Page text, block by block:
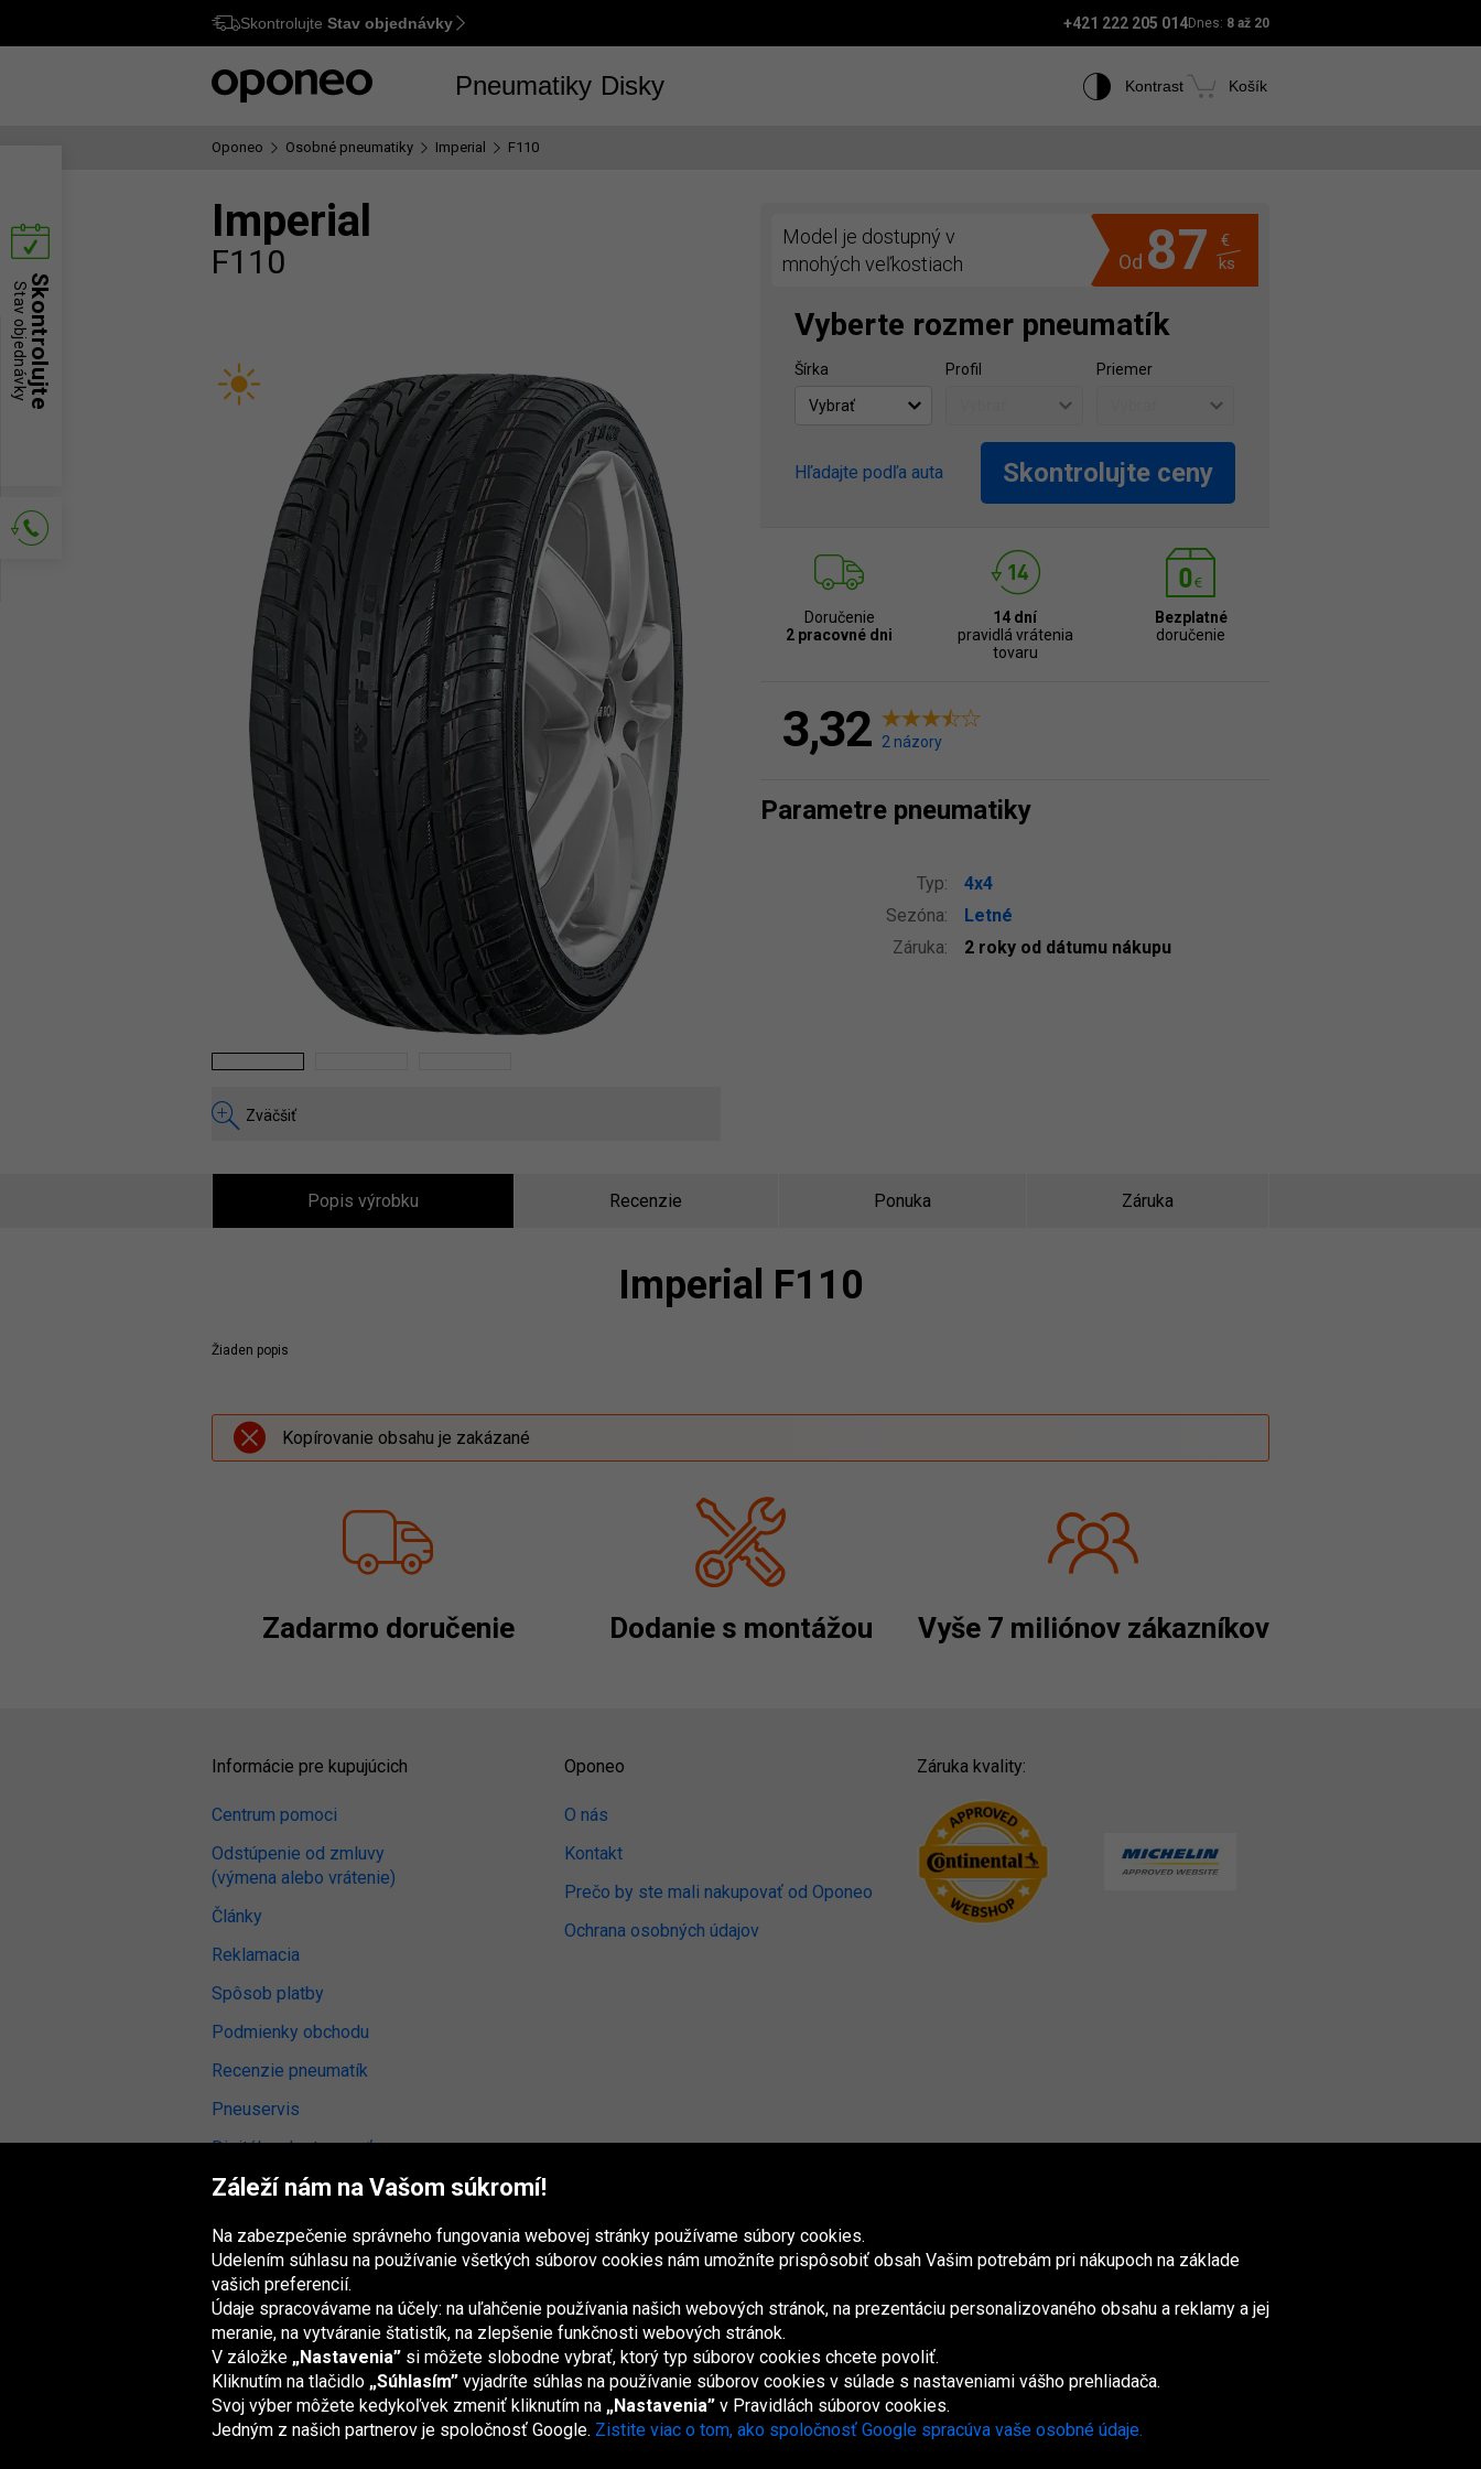
Ctrl M
Skontrolujte Stav objednávky +421 222 205 014Dnes: 8 až 20
Pneumatiky Disky Kontrast Košík
Oponeo Osobné pneumatiky Imperial F110
Imperial
F110
Zväčšiť
Model je dostupný v
mnohých veľkostiach
Od 87
€
ks
Vyberte rozmer pneumatík
Šírka Profil Priemer
Hľadajte podľa auta Skontrolujte ceny
Doručenie
2 pracovné dni
14 dní
pravidlá vrátenia
tovaru
Bezplatné
doručenie
3,32 2 názory
Parametre pneumatiky
Typ:
4x4
Sezóna:
Letné
Záruka:
2 roky od dátumu nákupu
Popis výrobku Recenzie Ponuka Záruka
Imperial F110
Žiaden popis
Kopírovanie obsahu je zakázané
Zadarmo doručenie Dodanie s montážou Vyše 7 miliónov zákazníkov
Skontrolujte
Stav objednávky
Informácie pre kupujúcich
Centrum pomoci
Odstúpenie od zmluvy
(výmena alebo vrátenie)
Články
Reklamacia
Spôsob platby
Podmienky obchodu
Recenzie pneumatík
Pneuservis
Digitálna dostupnosť
Oponeo
O nás
Kontakt
Prečo by ste mali nakupovať od Oponeo
Ochrana osobných údajov
Záruka kvality:
Skupina Oponeo
Belgique
Česká
republika
Deutschland Éire España France Italia MagyarországNederland Österreich Polska
Kingdom
Záleží nám na Vašom súkromí!
Na zabezpečenie správneho fungovania webovej stránky používame súbory cookies.
Udelením súhlasu na používanie všetkých súborov cookies nám umožníte prispôsobiť obsah Vašim potrebám pri nákupoch na základe
vašich preferencií.
Údaje spracovávame na účely: na uľahčenie používania našich webových stránok, na prezentáciu personalizovaného obsahu a reklamy a jej
meranie, na vytváranie štatistík, na zlepšenie funkčnosti webových stránok.
V záložke „Nastavenia” si môžete slobodne vybrať, ktorý typ súborov cookies chcete povoliť.
Kliknutím na tlačidlo „Súhlasím” vyjadríte súhlas na používanie súborov cookies v súlade s nastaveniami vášho prehliadača.
Svoj výber môžete kedykoľvek zmeniť kliknutím na „Nastavenia” v Pravidlách súborov cookies.
Jedným z našich partnerov je spoločnosť Google. Zistite viac o tom, ako spoločnosť Google spracúva vaše osobné údaje.